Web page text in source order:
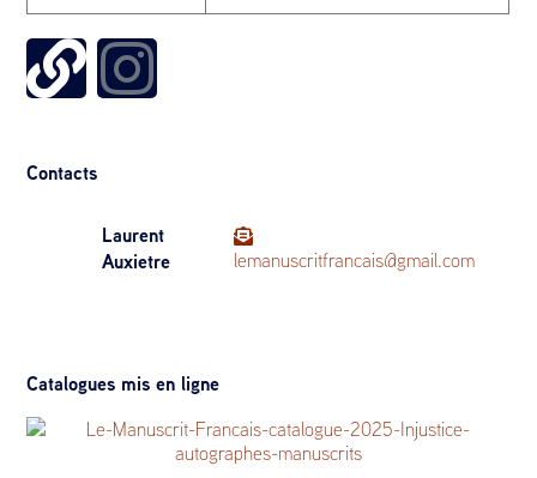
Contacts
Laurent
Auxietre
lemanuscritfrancais@gmail.com
Catalogues mis en ligne